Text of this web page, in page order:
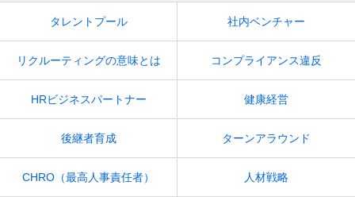
タレントプール 社内ベンチャー
リクルーティングの意味とは コンプライアンス違反
HRビジネスパートナー 健康経営
後継者育成 ターンアラウンド
CHRO（最高人事責任者） 人材戦略